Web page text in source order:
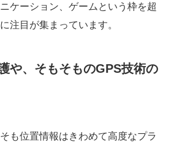
ケーション、ゲームという枠を超
注目が集まっています。
や、そもそものGPS技術の
も位置情報はきわめて高度なプラ